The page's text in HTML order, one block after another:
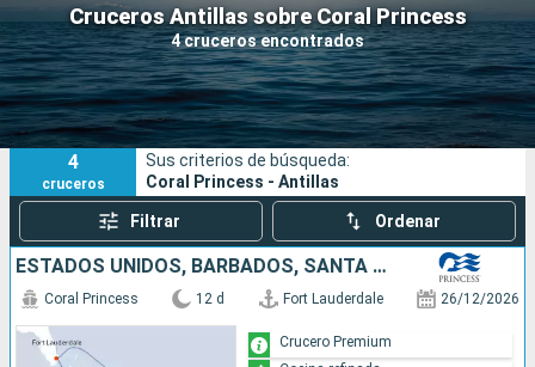
Cruceros Antillas sobre Coral Princess
4 cruceros encontrados
Nuestros destinos
Fecha de salida
Puertos Compañías
Buscar
4
cruceros
Sus criterios de búsqueda:
Coral Princess - Antillas
Filtrar Ordenar
ESTADOS UNIDOS, BARBADOS, SANTA LUCIA, SAN MARTÍN
Coral Princess 12 d Fort Lauderdale 26/12/2026
Crucero Premium